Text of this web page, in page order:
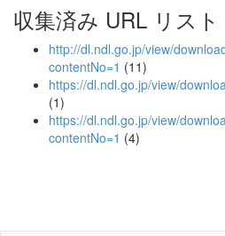
収集済み URL リスト
http://dl.ndl.go.jp/view/
contentNo=1 (11)
https://dl.ndl.go.jp/view/
(1)
https://dl.ndl.go.jp/view/
contentNo=1 (4)